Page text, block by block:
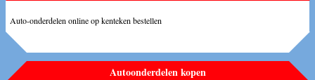
Auto-onderdelen online op kenteken bestellen
Autoonderdelen kopen